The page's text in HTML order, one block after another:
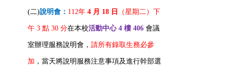
(二)說明會： 112年 4 月 18 日 （星期二）下
午 3 點 30 分在本校活動中心 4 樓 406 會議
室辦理服務說明會， 請所有錄取生務必參
加 ，當天將說明服務注意事項及進行幹部選